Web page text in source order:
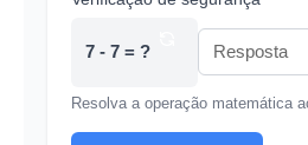
7 - 7 = ?
Resolva a operação matemática